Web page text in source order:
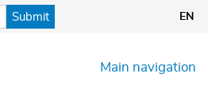
Submit EN
Main navigation